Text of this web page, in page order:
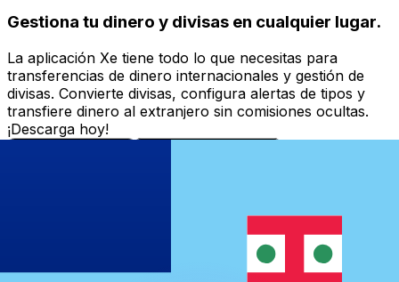
Gestiona tu dinero y divisas en cualquier lugar.
La aplicación Xe tiene todo lo que necesitas para
transferencias de dinero internacionales y gestión de
divisas. Convierte divisas, configura alertas de tipos y
transfiere dinero al extranjero sin comisiones ocultas.
¡Descarga hoy!